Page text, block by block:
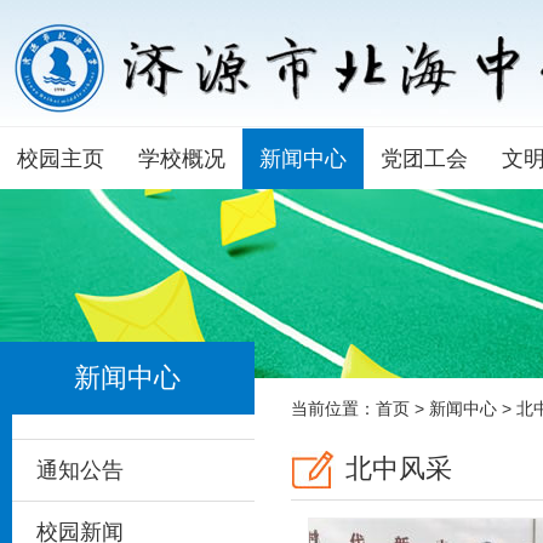
校园主页 学校概况 新闻中心 党团工会 文
新闻中心
通知公告
校园新闻
当前位置： 首页 > 新闻中心 > 北
北中风采